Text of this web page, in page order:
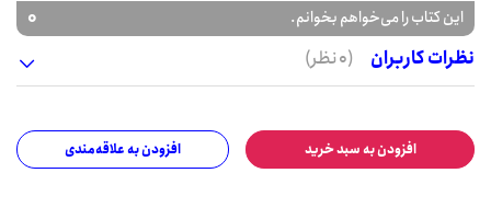
این کتاب را می‌خواهم بخوانم.
0
نظرات کاربران
(0 نظر)
افزودن به سبد خرید افزودن به علاقه‌مندی